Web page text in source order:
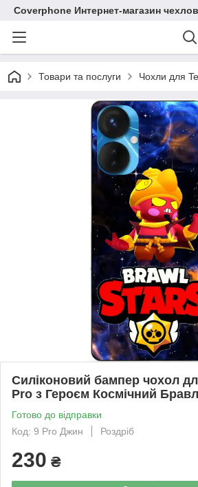
Coverphone Интернет-магазин
Товари та послуги Чохли для
Силіконовий бампер чохол
Pro з Героєм Космічний
Готово до відправки
Код: 9 Pro Джин
Роздріб
230 ₴